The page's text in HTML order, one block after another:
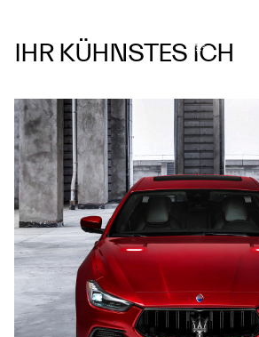
IHR KÜHNSTES ICH